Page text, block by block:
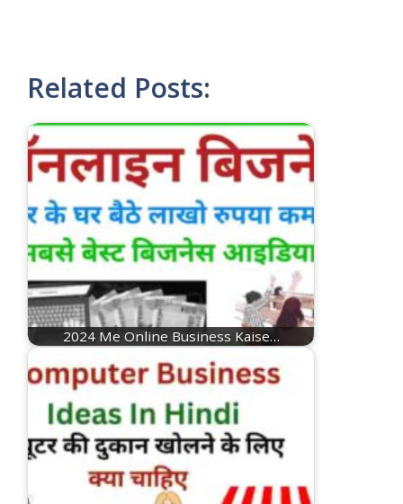
Related Posts:
2024 Me Online Business Kaise…